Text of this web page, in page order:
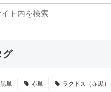
グ
黒単 赤単 ラクドス（赤黒）